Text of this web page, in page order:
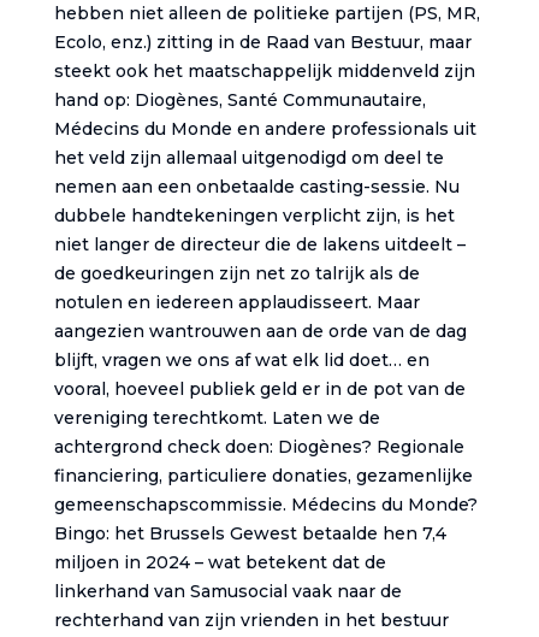
hebben niet alleen de politieke partijen (PS, MR,
Ecolo, enz.) zitting in de Raad van Bestuur, maar
steekt ook het maatschappelijk middenveld zijn
hand op: Diogènes, Santé Communautaire,
Médecins du Monde en andere professionals uit
het veld zijn allemaal uitgenodigd om deel te
nemen aan een onbetaalde casting-sessie. Nu
dubbele handtekeningen verplicht zijn, is het
niet langer de directeur die de lakens uitdeelt –
de goedkeuringen zijn net zo talrijk als de
notulen en iedereen applaudisseert. Maar
aangezien wantrouwen aan de orde van de dag
blijft, vragen we ons af wat elk lid doet… en
vooral, hoeveel publiek geld er in de pot van de
vereniging terechtkomt. Laten we de
achtergrond check doen: Diogènes? Regionale
financiering, particuliere donaties, gezamenlijke
gemeenschapscommissie. Médecins du Monde?
Bingo: het Brussels Gewest betaalde hen 7,4
miljoen in 2024 – wat betekent dat de
linkerhand van Samusocial vaak naar de
rechterhand van zijn vrienden in het bestuur